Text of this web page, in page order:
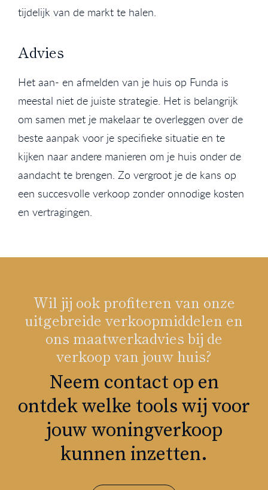
tijdelijk van de markt te halen.
Advies
Het aan- en afmelden van je huis op Funda is
meestal niet de juiste strategie. Het is belangrijk
om samen met je makelaar te overleggen over de
beste aanpak voor je specifieke situatie en te
kijken naar andere manieren om je huis onder de
aandacht te brengen. Zo vergroot je de kans op
een succesvolle verkoop zonder onnodige kosten
en vertragingen.
Wil jij ook profiteren van onze
uitgebreide verkoopmiddelen en
ons maatwerkadvies bij de
verkoop van jouw huis?
Neem contact op en
ontdek welke tools wij voor
jouw woningverkoop
kunnen inzetten.